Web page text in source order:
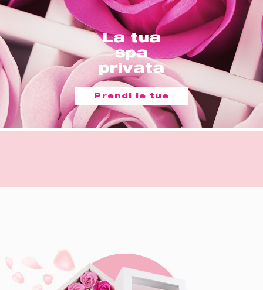
La tua
spa
privata
Prendi le tue